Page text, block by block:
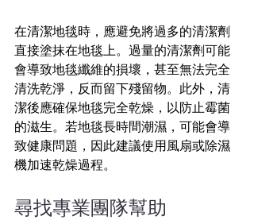
在清潔地毯時，應避免將過多的清潔劑
直接塗抹在地毯上。過量的清潔劑可能
會導致地毯纖維的損壞，甚至無法完全
清洗乾淨，反而留下殘留物。此外，清
潔後應確保地毯完全乾燥，以防止霉菌
的滋生。若地毯長時間潮濕，可能會導
致健康問題，因此建議使用風扇或除濕
機加速乾燥過程。
尋找專業團隊幫助